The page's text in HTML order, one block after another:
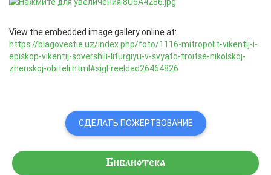
View the embedded image gallery online at:
https://blagovestie.uz/index.php/foto/1116-mitropolit-vikentij-i-
episkop-vikentij-sovershili-liturgiyu-v-svyato-troitse-nikolskoj-
zhenskoj-obiteli.html#sigFreeIdad26464826
СДЕЛАТЬ ПОЖЕРТВОВАНИЕ
Библиотека